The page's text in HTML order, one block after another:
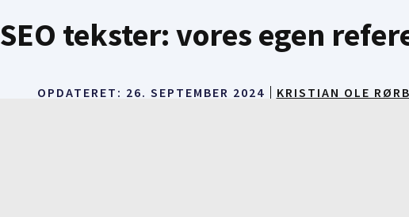
SEO tekster: vores egen
OPDATERET: 26. SEPTEMBER 2024 KRISTIAN OLE